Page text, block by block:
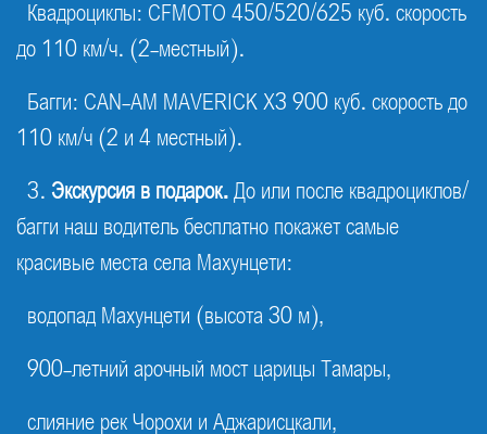
Квадроциклы: CFMOTO 450/520/625 куб. скорость
до 110 км/ч. (2-местный).
Багги: CAN-AM MAVERICK X3 900 куб. скорость до
110 км/ч (2 и 4 местный).
3. Экскурсия в подарок. До или после квадроциклов/
багги наш водитель бесплатно покажет самые
красивые места села Махунцети:
водопад Махунцети (высота 30 м),
900-летний арочный мост царицы Тамары,
слияние рек Чорохи и Аджарисцкали,